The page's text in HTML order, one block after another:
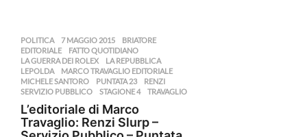
POLITICA 7 MAGGIO 2015 ,BRIATORE
EDITORIALE
,FATTO QUOTIDIANO
LA GUERRA DEI ROLEX
,LA REPUBBLICA
LEPOLDA
,MARCO TRAVAGLIO EDITORIALE
MICHELE SANTORO
,PUNTATA 23 ,RENZI
SERVIZIO PUBBLICO
,STAGIONE 4 ,TRAVAGLIO
L’editoriale di Marco
Travaglio: Renzi Slurp –